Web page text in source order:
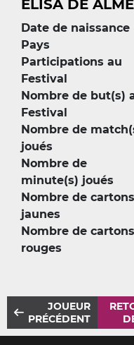
ELISA DE
Date de naissance
Pays
Participations au
Festival
Nombre de but(s)
Festival
Nombre de
joués
Nombre de
minute(s) joués
Nombre de cartons
jaunes
Nombre de cartons
rouges
JOUEUR
PRÉCÉDENT